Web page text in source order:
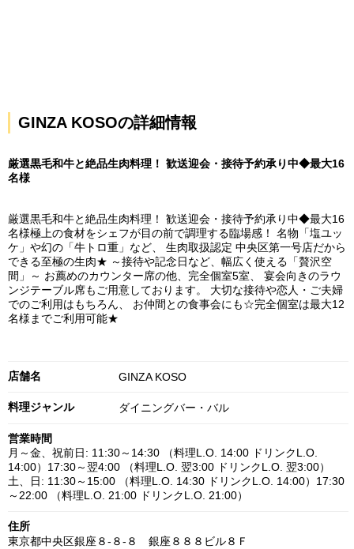
GINZA KOSOの詳細情報
厳選黒毛和牛と絶品生肉料理！ 歓送迎会・接待予約承り中◆最大16
名様
厳選黒毛和牛と絶品生肉料理！ 歓送迎会・接待予約承り中◆最大16
名様極上の食材をシェフが目の前で調理する臨場感！ 名物「塩ユッ
ケ」や幻の「牛トロ重」など、 生肉取扱認定 中央区第一号店だから
できる至極の生肉★ ～接待や記念日など、幅広く使える「贅沢空
間」～ お薦めのカウンター席の他、完全個室5室、 宴会向きのラウ
ンジテーブル席もご用意しております。 大切な接待や恋人・ご夫婦
でのご利用はもちろん、 お仲間との食事会にも☆完全個室は最大12
名様までご利用可能★
店舗名 GINZA KOSO
料理ジャンル ダイニングバー・バル
営業時間
月～金、祝前日: 11:30～14:30 （料理L.O. 14:00 ドリンクL.O.
14:00）17:30～翌4:00 （料理L.O. 翌3:00 ドリンクL.O. 翌3:00）
土、日: 11:30～15:00 （料理L.O. 14:30 ドリンクL.O. 14:00）17:30
～22:00 （料理L.O. 21:00 ドリンクL.O. 21:00）
住所
東京都中央区銀座８-８-８ 銀座８８８ビル８Ｆ